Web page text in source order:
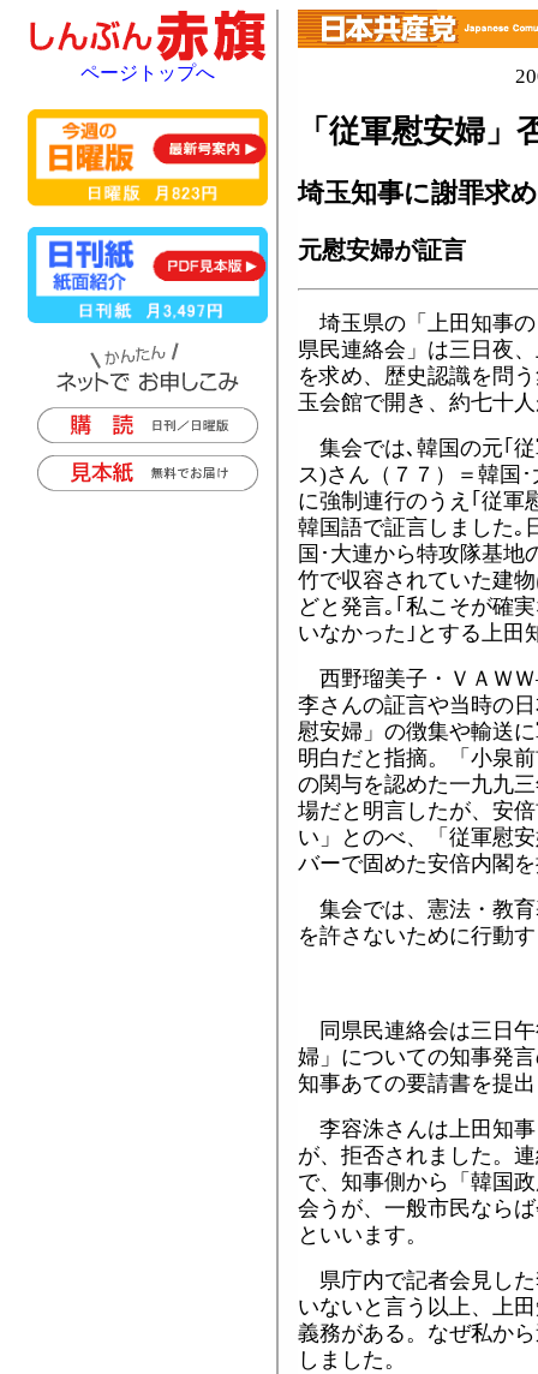
「従軍慰安婦」
埼玉知事に謝罪求
元慰安婦が証言
埼玉県の「上田知事
県民連絡会」は三日夜
を求め、歴史認識を問
玉会館で開き、約七十
集会では､韓国の元｢
ス)さん（７７）＝韓国
に強制連行のうえ｢従軍
韓国語で証言しました｡
国･大連から特攻隊基地
竹で収容されていた建
どと発言｡｢私こそが確
いなかった｣とする上田
西野瑠美子・ＶＡＷ
李さんの証言や当時の
慰安婦」の徴集や輸送
明白だと指摘。「小泉
の関与を認めた一九九
場だと明言したが、安
い」とのべ、「従軍慰
バーで固めた安倍内閣
集会では、憲法・教
を許さないために行動
同県民連絡会は三日
婦」についての知事発
知事あての要請書を提
李容洙さんは上田知
が、拒否されました。
で、知事側から「韓国
会うが、一般市民なら
といいます。
県庁内で記者会見し
いないと言う以上、上
義務がある。なぜ私か
しました。
ページトップへ